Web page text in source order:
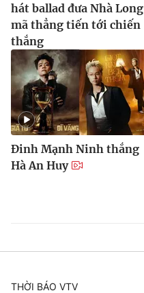
hát ballad đưa Nhà Long
mã thẳng tiến tới chiến
thắng
Đinh Mạnh Ninh thắng
Hà An Huy
THỜI BÁO VTV